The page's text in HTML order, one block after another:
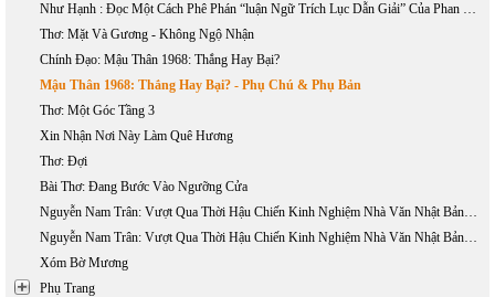
Như Hạnh : Đọc Một Cách Phê Phán “luận Ngữ Trích Lục Dẫn Giải” Của Phan Bội Châu
Thơ: Mặt Và Gương - Không Ngộ Nhận
Chính Đạo: Mậu Thân 1968: Thắng Hay Bại?
Mậu Thân 1968: Thắng Hay Bại? - Phụ Chú & Phụ Bản
Thơ: Một Góc Tầng 3
Xin Nhận Nơi Này Làm Quê Hương
Thơ: Đợi
Bài Thơ: Đang Bước Vào Ngưỡng Cửa
Nguyễn Nam Trân: Vượt Qua Thời Hậu Chiến Kinh Nghiệm Nhà Văn Nhật Bản Thế Hệ (1945 - 1965) - Phần 1
Nguyễn Nam Trân: Vượt Qua Thời Hậu Chiến Kinh Nghiệm Nhà Văn Nhật Bản Thế Hệ (1945 - 1965) - Phần 2
Xóm Bờ Mương
Phụ Trang